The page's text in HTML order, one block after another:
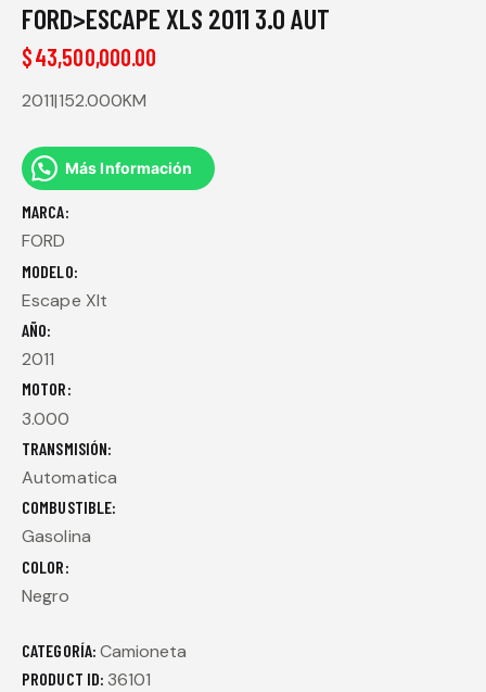
FORD>ESCAPE XLS 2011 3.0 AUT
$43,500,000.00
2011|152.000KM
Más Información
MARCA
FORD
MODELO
Escape Xlt
AÑO
2011
MOTOR
3.000
TRANSMISIÓN
Automatica
COMBUSTIBLE
Gasolina
COLOR
Negro
CATEGORÍA:Camioneta
PRODUCT ID: 36101